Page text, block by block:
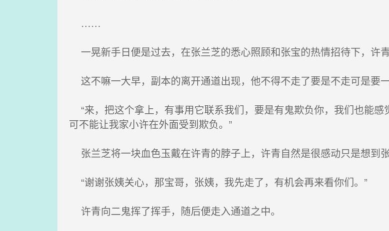
……
一晃新手日便是过去，在张兰芝的悉心照顾和张宝的热情招待下，许青
这不嘛一大早，副本的离开通道出现，他不得不走了要是不走可是要
“来，把这个拿上，有事用它联系我们，要是有鬼欺负你，我们也能感
可不能让我家小许在外面受到欺负。”
张兰芝将一块血色玉戴在许青的脖子上，许青自然是很感动只是想到
“谢谢张姨关心，那宝哥，张姨，我先走了，有机会再来看你们。”
许青向二鬼挥了挥手，随后便走入通道之中。